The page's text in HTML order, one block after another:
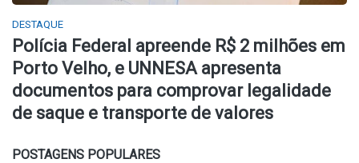
DESTAQUE
Polícia Federal apreende R$ 2 milhões em
Porto Velho, e UNNESA apresenta
documentos para comprovar legalidade
de saque e transporte de valores
POSTAGENS POPULARES